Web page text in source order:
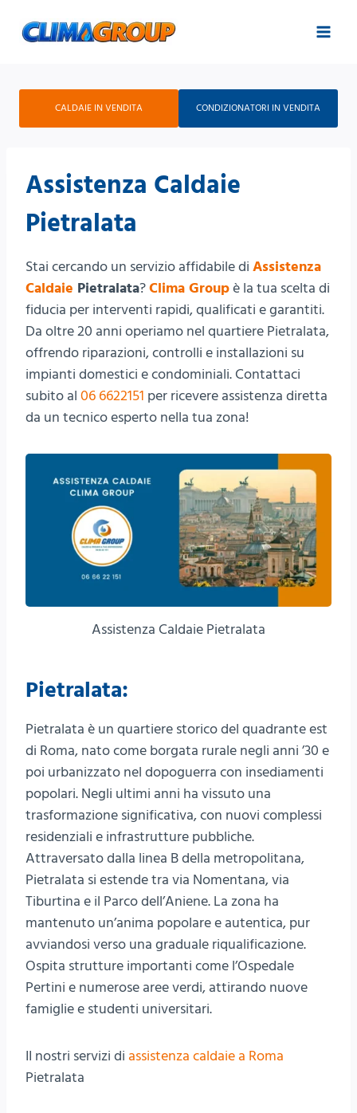
CALDAIE IN VENDITA CONDIZIONATORI IN VENDITA
Assistenza Caldaie
Pietralata
Stai cercando un servizio affidabile di Assistenza
Caldaie Pietralata?Clima Groupè la tua scelta di
fiducia per interventi rapidi, qualificati e garantiti.
Da oltre 20 anni operiamo nel quartiere Pietralata,
offrendo riparazioni, controlli e installazioni su
impianti domestici e condominiali. Contattaci
subito al 06 6622151 per ricevere assistenza diretta
da un tecnico esperto nella tua zona!
Assistenza Caldaie Pietralata
Pietralata:
Pietralata è un quartiere storico del quadrante est
di Roma, nato come borgata rurale negli anni ’30 e
poi urbanizzato nel dopoguerra con insediamenti
popolari. Negli ultimi anni ha vissuto una
trasformazione significativa, con nuovi complessi
residenziali e infrastrutture pubbliche.
Attraversato dalla linea B della metropolitana,
Pietralata si estende tra via Nomentana, via
Tiburtina e il Parco dell’Aniene. La zona ha
mantenuto un’anima popolare e autentica, pur
avviandosi verso una graduale riqualificazione.
Ospita strutture importanti come l’Ospedale
Pertini e numerose aree verdi, attirando nuove
famiglie e studenti universitari.
II nostri servizi di assistenza caldaie a Roma
Pietralata